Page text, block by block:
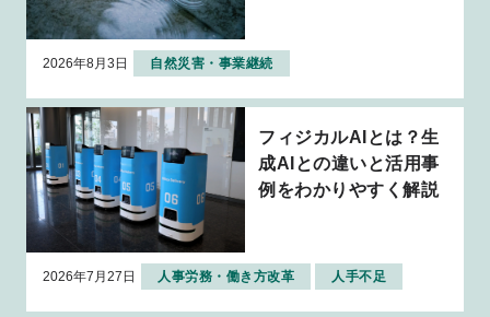
2026年8月3日 自然災害・事業継続
フィジカルAIとは？生
成AIとの違いと活用事
例をわかりやすく解説
2026年7月27日 人事労務・働き方改革 人手不足